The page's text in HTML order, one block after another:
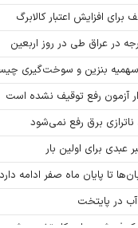
افزایش اعتبار کالابرگ
سهمیه بنزین و سوخت‌گیری
آزمون رفع توقیف نشده است
برق رفع نمی‌شود
برای اولین بار
تا پایان ماه صفر ادامه
در پایتخت